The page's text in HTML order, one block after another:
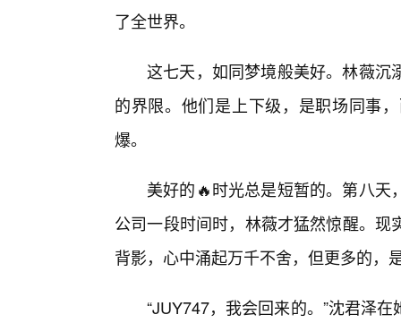
了全世界。
这七天，如同梦境般美好。林薇沉
的界限。他们是上下级，是职场同事
爆。
美好的🔥时光总是短暂的。第八
公司一段时间时，林薇才猛然惊醒。
背影，心中涌起万千不舍，但更多的，
“JUY747，我会回来的。”沈君泽